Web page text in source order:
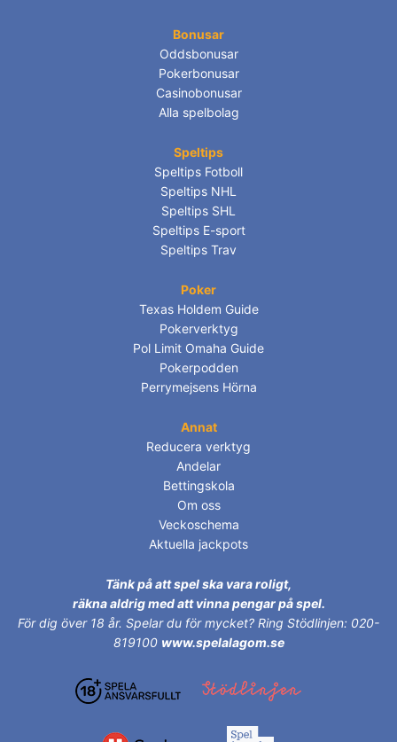
Bonusar
Oddsbonusar
Pokerbonusar
Casinobonusar
Alla spelbolag
Speltips
Speltips Fotboll
Speltips NHL
Speltips SHL
Speltips E-sport
Speltips Trav
Poker
Texas Holdem Guide
Pokerverktyg
Pol Limit Omaha Guide
Pokerpodden
Perrymejsens Hörna
Annat
Reducera verktyg
Andelar
Bettingskola
Om oss
Veckoschema
Aktuella jackpots
Tänk på att spel ska vara roligt,
räkna aldrig med att vinna pengar på spel.
För dig över 18 år. Spelar du för mycket? Ring Stödlinjen: 020-
819100 www.spelalagom.se